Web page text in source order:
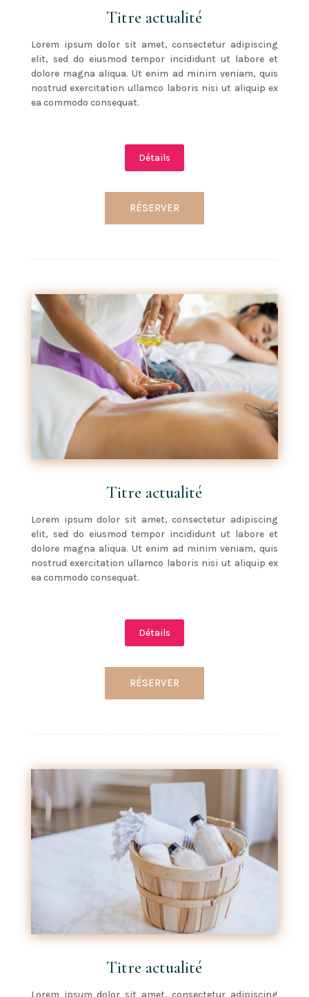
Titre actualité
Lorem ipsum dolor sit amet, consectetur adipiscing
elit, sed do eiusmod tempor incididunt ut labore et
dolore magna aliqua. Ut enim ad minim veniam, quis
nostrud exercitation ullamco laboris nisi ut aliquip ex
ea commodo consequat.
Détails
RÉSERVER
Titre actualité
Lorem ipsum dolor sit amet, consectetur adipiscing
elit, sed do eiusmod tempor incididunt ut labore et
dolore magna aliqua. Ut enim ad minim veniam, quis
nostrud exercitation ullamco laboris nisi ut aliquip ex
ea commodo consequat.
Détails
RÉSERVER
Titre actualité
Lorem ipsum dolor sit amet, consectetur adipiscing